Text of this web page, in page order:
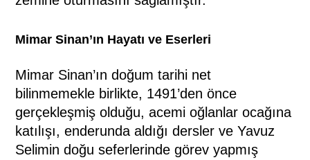
Mimar Sinan’ın Hayatı ve Eserleri
Mimar Sinan’ın doğum tarihi net
bilinmemekle birlikte, 1491’den önce
gerçekleşmiş olduğu, acemi oğlanlar ocağına
katılışı, enderunda aldığı dersler ve Yavuz
Selimin doğu seferlerinde görev yapmış